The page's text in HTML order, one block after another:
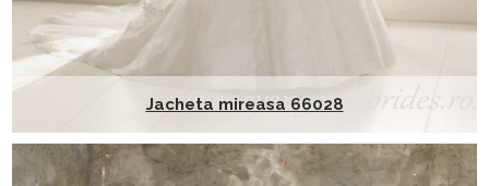
Jacheta mireasa 66028